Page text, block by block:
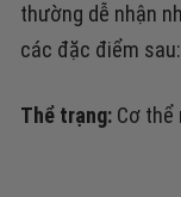
thường dễ nhận
các đặc điểm sau:
Thể trạng: Cơ thể